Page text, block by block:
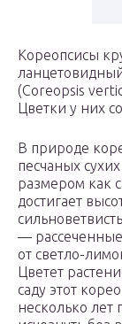
Кореопсисы
(Coreopsis
Цветки у них
В природе
песчаных
размером как
достигает
—
от светло-
Цветет
саду этот
несколько